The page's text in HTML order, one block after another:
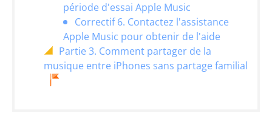
période d'essai Apple Music
Correctif 6. Contactez l'assistance
Apple Music pour obtenir de l'aide
Partie 3. Comment partager de la
musique entre iPhones sans partage familial